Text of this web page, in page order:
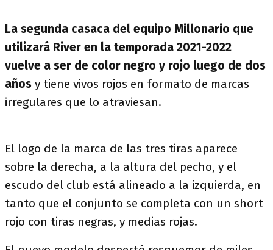
La segunda casaca del equipo Millonario que
utilizará River en la temporada 2021-2022
vuelve a ser de color negro y rojo luego de dos
años y tiene vivos rojos en formato de marcas
irregulares que lo atraviesan.
El logo de la marca de las tres tiras aparece
sobre la derecha, a la altura del pecho, y el
escudo del club está alineado a la izquierda, en
tanto que el conjunto se completa con un short
rojo con tiras negras, y medias rojas.